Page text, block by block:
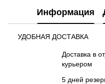
Информация
УДОБНАЯ ДОСТАВКА
Доставка в
курьером
5 дней